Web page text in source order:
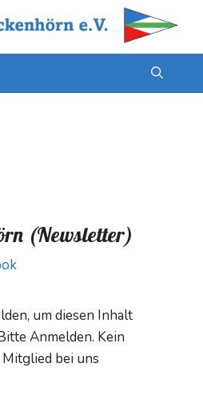
(Newsletter)
um diesen Inhalt
Anmelden. Kein
bei uns